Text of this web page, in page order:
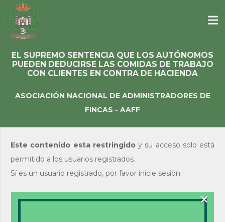
EL SUPREMO SENTENCIA QUE LOS AUTÓNOMOS
PUEDEN DEDUCIRSE LAS COMIDAS DE TRABAJO
CON CLIENTES EN CONTRA DE HACIENDA
ASOCIACIÓN NACIONAL DE ADMINISTRADORES DE
FINCAS - AAFF
Este contenido esta restringido y su acceso solo está
permitido a los usuarios registrados.
Sí es un usuario registrado, por favor inicie sesión.
×